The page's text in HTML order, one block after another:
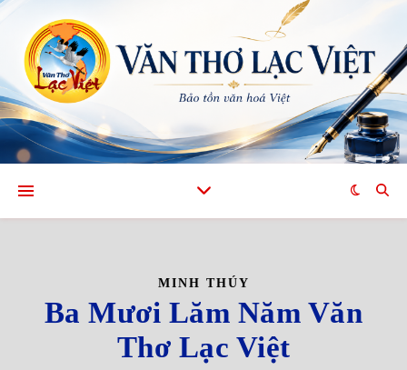
MINH THÚY
Ba Mươi Lăm Năm Văn
Thơ Lạc Việt